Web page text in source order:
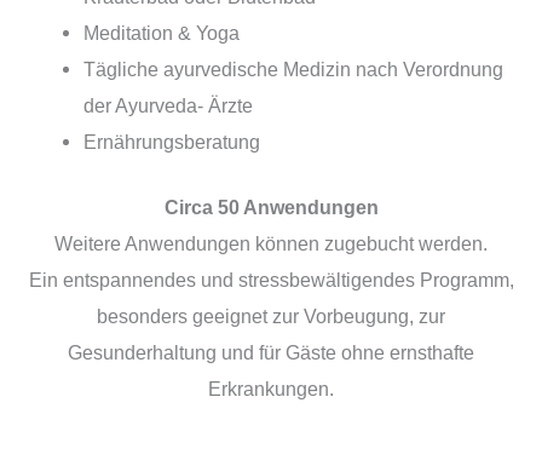
Meditation & Yoga
Tägliche ayurvedische Medizin nach Verordnung
der Ayurveda- Ärzte
Ernährungsberatung
Circa 50 Anwendungen
Weitere Anwendungen können zugebucht werden.
Ein entspannendes und stressbewältigendes Programm,
besonders geeignet zur Vorbeugung, zur
Gesunderhaltung und für Gäste ohne ernsthafte
Erkrankungen.